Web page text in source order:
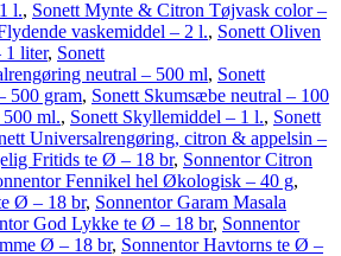
l., Sonett Mynte & Citron Tøjvask color –
vaskemiddel – 2 l., Sonett Oliven
1 liter, Sonett
neutral – 500 ml, Sonett
500 gram, Sonett Skumsæbe neutral – 100
ml., Sonett Skyllemiddel – 1 l., Sonett
Universalrengøring, citron & appelsin –
Fritids te Ø – 18 br, Sonnentor Citron
Fennikel hel Økologisk – 40 g,
Ø – 18 br, Sonnentor Garam Masala
God Lykke te Ø – 18 br, Sonnentor
Ø – 18 br, Sonnentor Havtorns te Ø –